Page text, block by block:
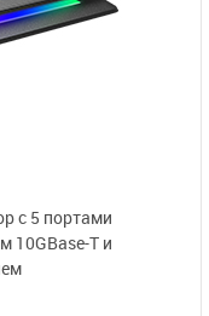
с 5 портами
10GBase-T и